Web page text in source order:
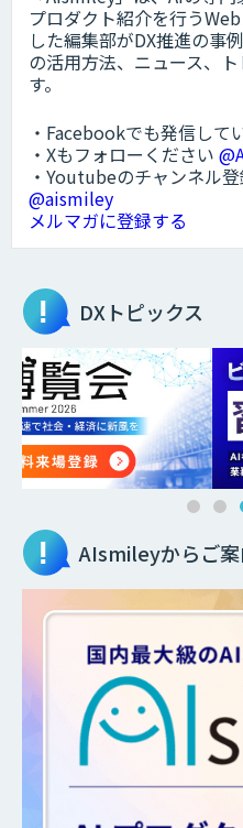
プロダクト紹介を行う
した編集部がDX推進の事
の活用方法、ニュース、
す。
・Facebookでも発信して
・Xもフォローください
・Youtubeのチャンネル
@aismiley
メルマガに登録する
DXトピックス
AIsmileyからご